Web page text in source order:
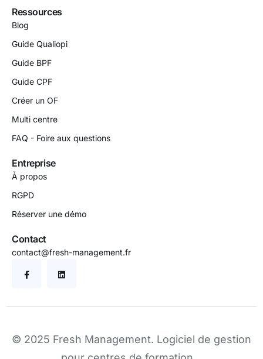
Ressources
Blog
Guide Qualiopi
Guide BPF
Guide CPF
Créer un OF
Multi centre
FAQ - Foire aux questions
Entreprise
À propos
RGPD
Réserver une démo
Contact
contact@fresh-management.fr
© 2025 Fresh Management. Logiciel de gestion